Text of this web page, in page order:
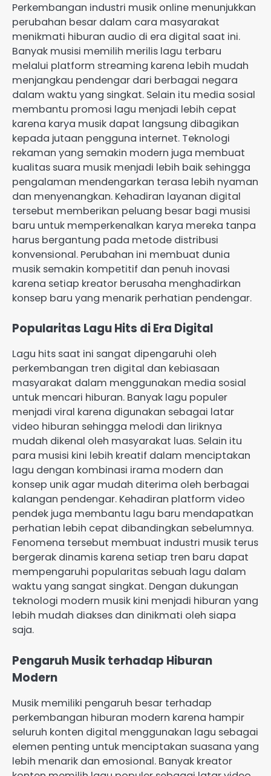
Perkembangan industri musik online menunjukkan
perubahan besar dalam cara masyarakat
menikmati hiburan audio di era digital saat ini.
Banyak musisi memilih merilis lagu terbaru
melalui platform streaming karena lebih mudah
menjangkau pendengar dari berbagai negara
dalam waktu yang singkat. Selain itu media sosial
membantu promosi lagu menjadi lebih cepat
karena karya musik dapat langsung dibagikan
kepada jutaan pengguna internet. Teknologi
rekaman yang semakin modern juga membuat
kualitas suara musik menjadi lebih baik sehingga
pengalaman mendengarkan terasa lebih nyaman
dan menyenangkan. Kehadiran layanan digital
tersebut memberikan peluang besar bagi musisi
baru untuk memperkenalkan karya mereka tanpa
harus bergantung pada metode distribusi
konvensional. Perubahan ini membuat dunia
musik semakin kompetitif dan penuh inovasi
karena setiap kreator berusaha menghadirkan
konsep baru yang menarik perhatian pendengar.
Popularitas Lagu Hits di Era Digital
Lagu hits saat ini sangat dipengaruhi oleh
perkembangan tren digital dan kebiasaan
masyarakat dalam menggunakan media sosial
untuk mencari hiburan. Banyak lagu populer
menjadi viral karena digunakan sebagai latar
video hiburan sehingga melodi dan liriknya
mudah dikenal oleh masyarakat luas. Selain itu
para musisi kini lebih kreatif dalam menciptakan
lagu dengan kombinasi irama modern dan
konsep unik agar mudah diterima oleh berbagai
kalangan pendengar. Kehadiran platform video
pendek juga membantu lagu baru mendapatkan
perhatian lebih cepat dibandingkan sebelumnya.
Fenomena tersebut membuat industri musik terus
bergerak dinamis karena setiap tren baru dapat
mempengaruhi popularitas sebuah lagu dalam
waktu yang sangat singkat. Dengan dukungan
teknologi modern musik kini menjadi hiburan yang
lebih mudah diakses dan dinikmati oleh siapa
saja.
Pengaruh Musik terhadap Hiburan
Modern
Musik memiliki pengaruh besar terhadap
perkembangan hiburan modern karena hampir
seluruh konten digital menggunakan lagu sebagai
elemen penting untuk menciptakan suasana yang
lebih menarik dan emosional. Banyak kreator